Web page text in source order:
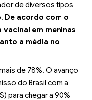
de diversos tipos
De acordo com o
vacinal em meninas
a média no
de 78%. O avanço
do Brasil com a
para chegar a 90%